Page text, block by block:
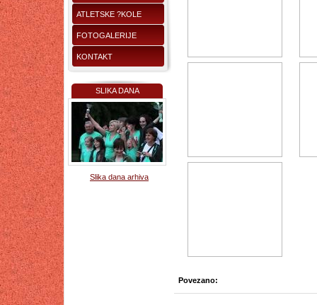
ATLETSKE ?KOLE
FOTOGALERIJE
KONTAKT
SLIKA DANA
Slika dana arhiva
Povezano: